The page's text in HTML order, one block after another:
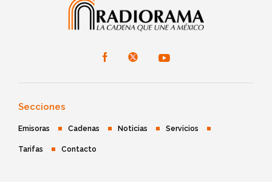
Secciones
Emisoras Cadenas Noticias Servicios
Tarifas Contacto